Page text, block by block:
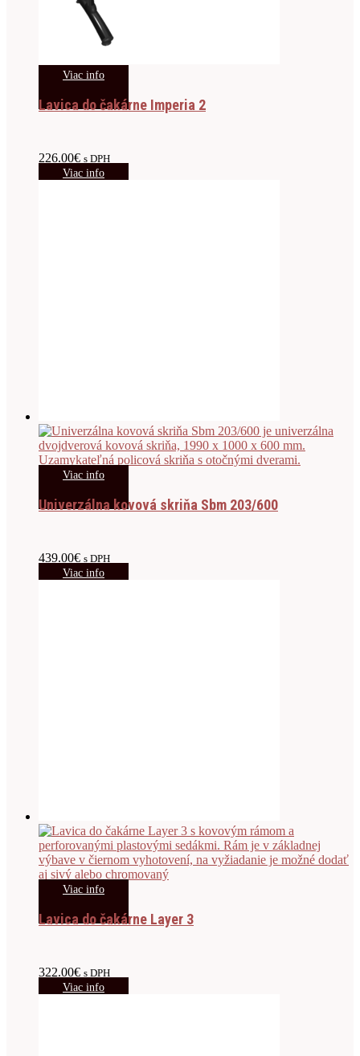
Viac info
Lavica do čakárne Imperia 2
226.00€ s DPH
Viac info
Viac info
Univerzálna kovová skriňa Sbm 203/600
439.00€ s DPH
Viac info
Viac info
Lavica do čakárne Layer 3
322.00€ s DPH
Viac info